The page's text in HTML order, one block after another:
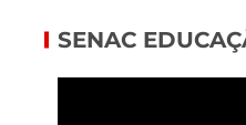
SENAC